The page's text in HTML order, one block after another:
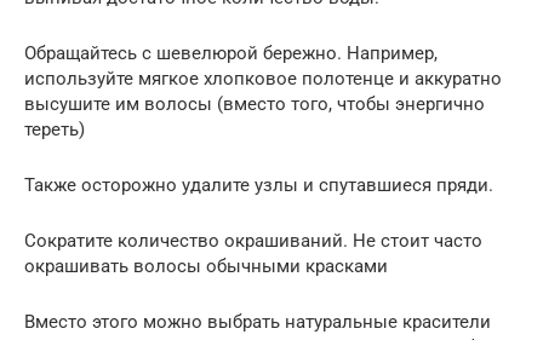
Обращайтесь с шевелюрой бережно. Например,
используйте мягкое хлопковое полотенце и аккуратно
высушите им волосы (вместо того, чтобы энергично
тереть)
Также осторожно удалите узлы и спутавшиеся пряди.
Сократите количество окрашиваний. Не стоит часто
окрашивать волосы обычными красками
Вместо этого можно выбрать натуральные красители